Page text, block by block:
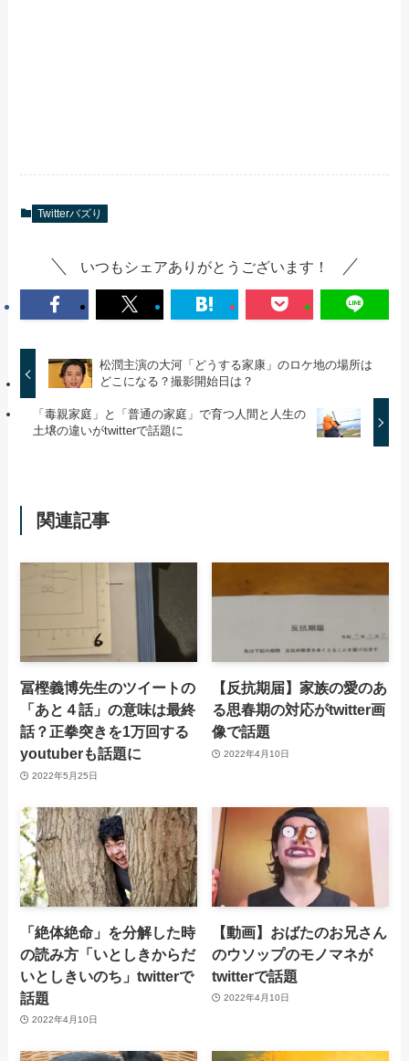
Twitterバズり
いつもシェアありがとうございます！
松潤主演の大河「どうする家康」のロケ地の場所は
どこになる？撮影開始日は？
「毒親家庭」と「普通の家庭」で育つ人間と人生の
土壌の違いがtwitterで話題に
関連記事
冨樫義博先生のツイートの
「あと４話」の意味は最終
話？正拳突きを1万回する
youtuberも話題に
2022年5月25日
【反抗期届】家族の愛のあ
る思春期の対応がtwitter画
像で話題
2022年4月10日
「絶体絶命」を分解した時
の読み方「いとしきからだ
いとしきいのち」twitterで
話題
2022年4月10日
【動画】おばたのお兄さん
のウソップのモノマネが
twitterで話題
2022年4月10日